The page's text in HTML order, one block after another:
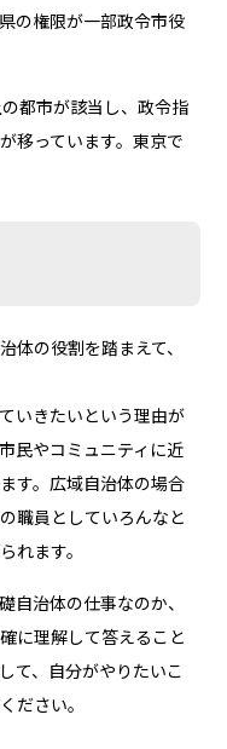
の権限が一部政令市役
都市が該当し、政令指
移っています。東京で
体の役割を踏まえて、
いきたいという理由が
民やコミュニティに近
す。広域自治体の場合
職員としていろんなと
れます。
自治体の仕事なのか、
に理解して答えること
て、自分がやりたいこ
ださい。